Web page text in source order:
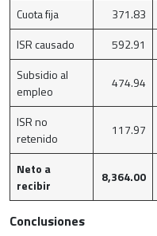
Cuota fija
371.83
ISR causado
592.91
Subsidio al
empleo
474.94
ISR no
retenido
117.97
Neto a
recibir
8,364.00
Conclusiones